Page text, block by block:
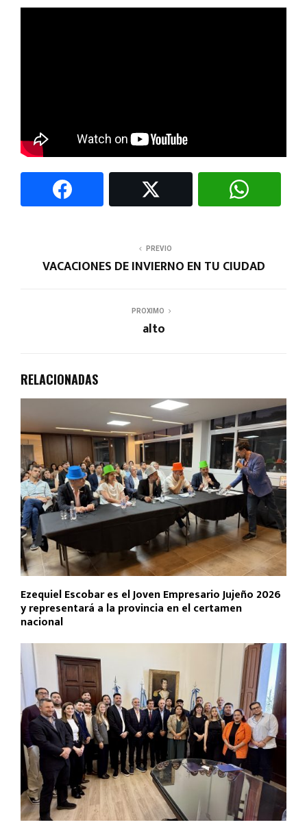
PREVIO
VACACIONES DE INVIERNO EN TU CIUDAD
PROXIMO
alto
RELACIONADAS
Ezequiel Escobar es el Joven Empresario Jujeño 2026
y representará a la provincia en el certamen
nacional